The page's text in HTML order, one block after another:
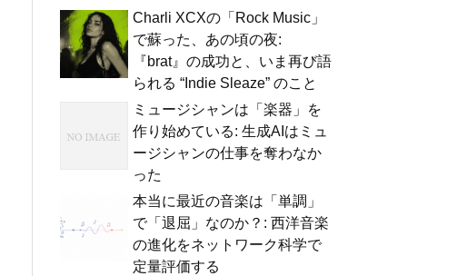
Charli XCXの「Rock Music」
で蘇った、あの頃の夜:
『brat』の成功と、いま再び語
られる “Indie Sleaze” のこと
ミュージシャンは「楽器」を
作り始めている: 生成AIはミュ
ージシャンの仕事を奪わなか
った
本当に最近の音楽は「単調」
で「退屈」なのか？: 西洋音楽
の進化をネットワーク科学で
定量評価する